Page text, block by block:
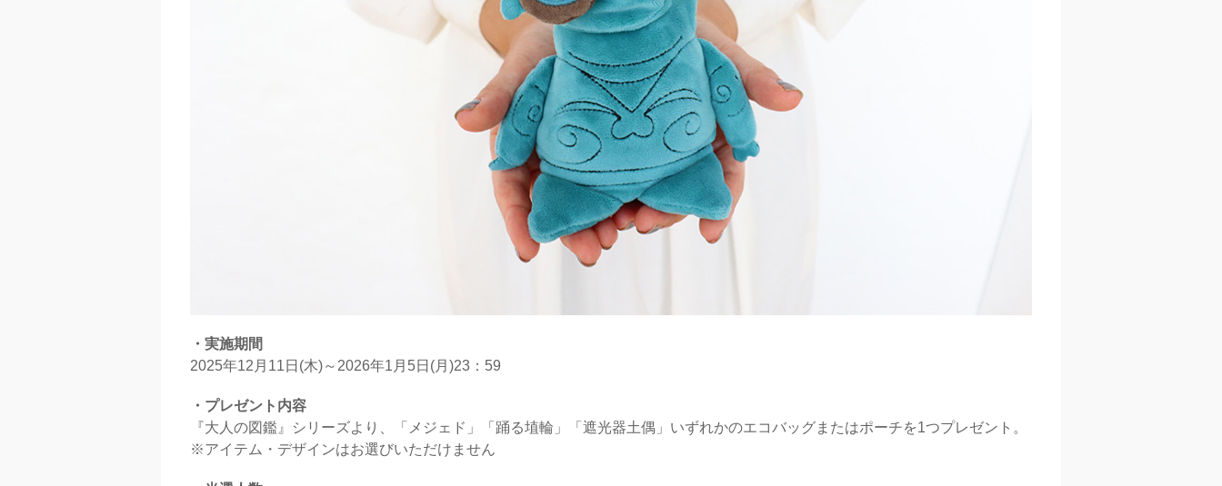
・実施期間
2025年12月11日(木)～2026年1月5日(月)23：59
・プレゼント内容
『大人の図鑑』シリーズより、「メジェド」「踊る埴輪」「遮光器土偶」いずれかのエコバッグまたはポーチを1つプレゼント。
※アイテム・デザインはお選びいただけません